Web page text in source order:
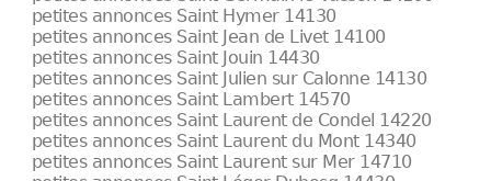
petites annonces Saint Hymer 14130
petites annonces Saint Jean de Livet 14100
petites annonces Saint Jouin 14430
petites annonces Saint Julien sur Calonne 14130
petites annonces Saint Lambert 14570
petites annonces Saint Laurent de Condel 14220
petites annonces Saint Laurent du Mont 14340
petites annonces Saint Laurent sur Mer 14710